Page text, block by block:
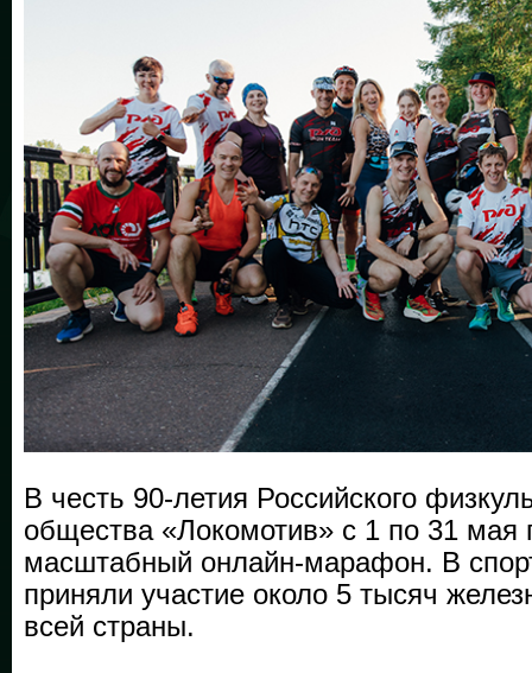
В честь 90-летия Российского
общества «Локомотив» с 1 по 31 мая
масштабный онлайн-марафон. В
приняли участие около 5 тысяч
всей страны.